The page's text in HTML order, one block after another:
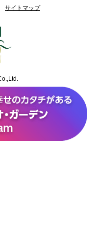
サイトマップ